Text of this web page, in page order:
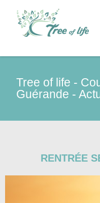
Tree of life -
Guérande -
RENTRÉE